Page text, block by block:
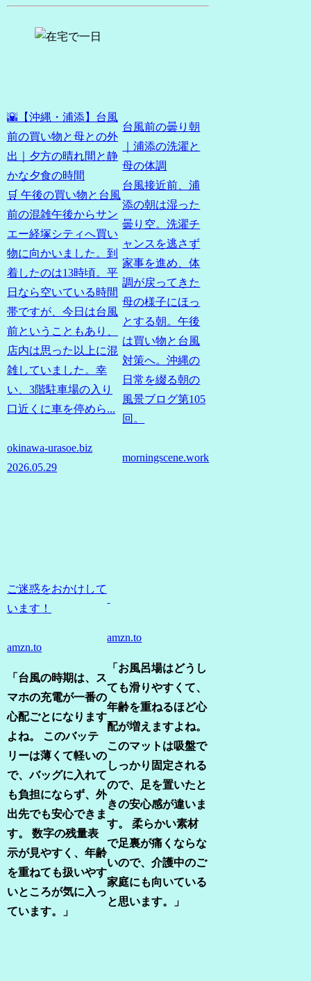
🌇【沖縄・浦添】台風
前の買い物と母との外
出｜夕方の晴れ間と静
かな夕食の時間
🛒 午後の買い物と台風
前の混雑午後からサン
エー経塚シティへ買い
物に向かいました。到
着したのは13時頃。平
日なら空いている時間
帯ですが、今日は台風
前ということもあり、
店内は思った以上に混
雑していました。幸
い、3階駐車場の入り
口近くに車を停めら...
okinawa-urasoe.biz
2026.05.29
台風前の曇り朝
｜浦添の洗濯と
母の体調
台風接近前、浦
添の朝は湿った
曇り空。洗濯チ
ャンスを逃さず
家事を進め、体
調が戻ってきた
母の様子にほっ
とする朝。午後
は買い物と台風
対策へ。沖縄の
日常を綴る朝の
風景ブログ第105
回。
morningscene.work
ご迷惑をおかけして
います！
amzn.to
「台風の時期は、ス
マホの充電が一番の
心配ごとになります
よね。
このバッテ
リーは薄くて軽いの
で、バッグに入れて
も負担にならず、外
出先でも安心できま
す。
数字の残量表
示が見やすく、年齢
を重ねても扱いやす
いところが気に入っ
ています。」
amzn.to
「お風呂場はどうし
ても滑りやすくて、
年齢を重ねるほど心
配が増えますよね。
このマットは吸盤で
しっかり固定される
ので、足を置いたと
きの安心感が違いま
す。
柔らかい素材
で足裏が痛くならな
いので、介護中のご
家庭にも向いている
と思います。」